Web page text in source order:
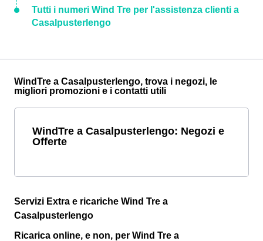
Tutti i numeri Wind Tre per l'assistenza clienti a
Casalpusterlengo
WindTre a Casalpusterlengo, trova i negozi, le
migliori promozioni e i contatti utili
WindTre a Casalpusterlengo: Negozi e
Offerte
Servizi Extra e ricariche Wind Tre a
Casalpusterlengo
Ricarica online, e non, per Wind Tre a